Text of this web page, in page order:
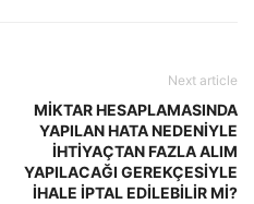
Next article
MİKTAR HESAPLAMASINDA
YAPILAN HATA NEDENİYLE
İHTİYAÇTAN FAZLA ALIM
YAPILACAĞI GEREKÇESİYLE
İHALE İPTAL EDİLEBİLİR Mİ?